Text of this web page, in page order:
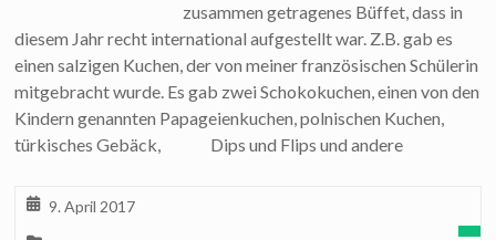
zusammen getragenes Büffet, dass in
diesem Jahr recht international aufgestellt war. Z.B. gab es
einen salzigen Kuchen, der von meiner französischen Schülerin
mitgebracht wurde. Es gab zwei Schokokuchen, einen von den
Kindern genannten Papageienkuchen, polnischen Kuchen,
türkisches Gebäck, Dips und Flips und andere
9. April 2017